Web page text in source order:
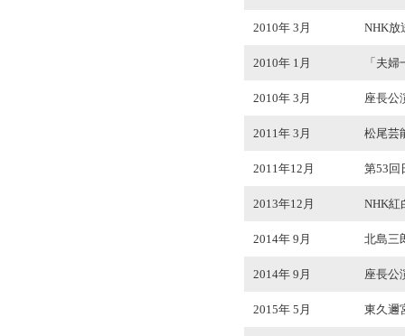
2010年 3月 NHK放
2010年 1月 「夫
2010年 3月 座長公
2011年 3月 松尾芸
2011年12月 第53回
2013年12月 NHK紅
2014年 9月 北島三
2014年 9月 座長公
2015年 5月 東久邇